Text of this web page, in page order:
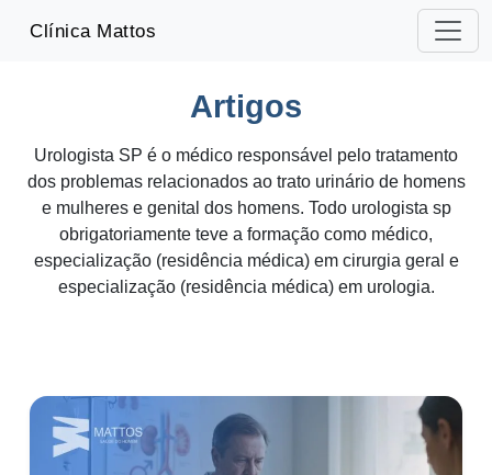
Clínica Mattos
Artigos
Urologista SP é o médico responsável pelo tratamento
dos problemas relacionados ao trato urinário de homens
e mulheres e genital dos homens. Todo urologista sp
obrigatoriamente teve a formação como médico,
especialização (residência médica) em cirurgia geral e
especialização (residência médica) em urologia.